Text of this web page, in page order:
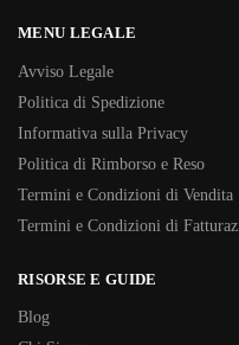
MENU LEGALE
Avviso Legale
Politica di Spedizione
Informativa sulla Privacy
Politica di Rimborso e Reso
Termini e Condizioni di Vendita
Termini e Condizioni di
RISORSE E GUIDE
Blog